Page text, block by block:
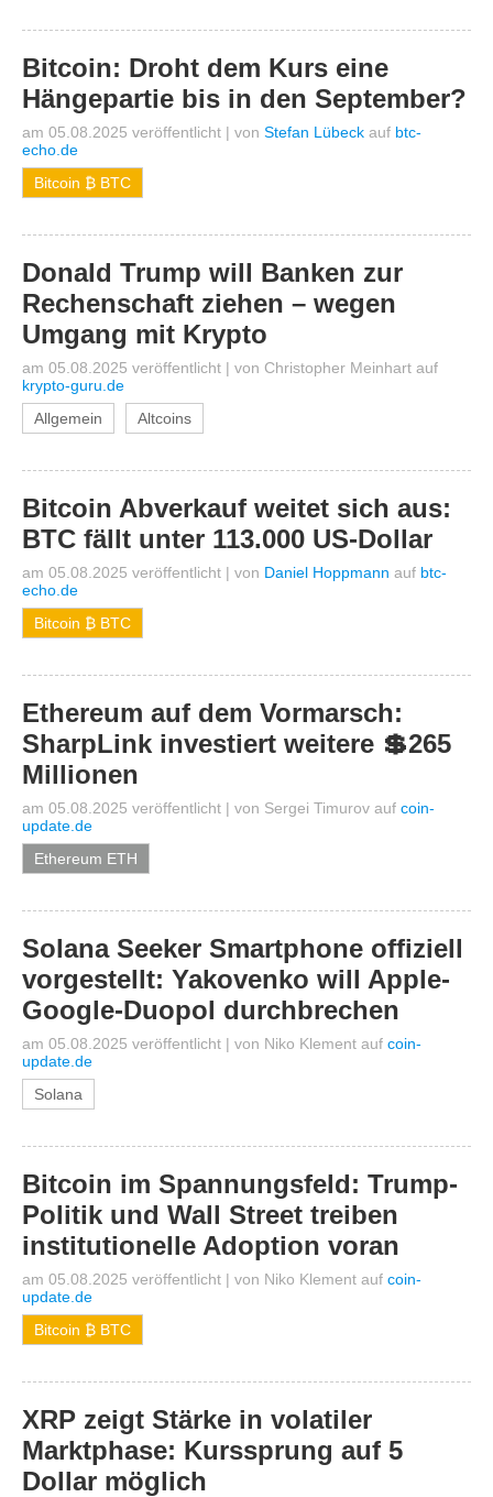
Bitcoin: Droht dem Kurs eine
Hängepartie bis in den September?
am 05.08.2025 veröffentlicht | von Stefan Lübeck auf btc-
echo.de
Bitcoin ₿ BTC
Donald Trump will Banken zur
Rechenschaft ziehen – wegen
Umgang mit Krypto
am 05.08.2025 veröffentlicht | von Christopher Meinhart auf
krypto-guru.de
Allgemein
Altcoins
Bitcoin Abverkauf weitet sich aus:
BTC fällt unter 113.000 US-Dollar
am 05.08.2025 veröffentlicht | von Daniel Hoppmann auf btc-
echo.de
Bitcoin ₿ BTC
Ethereum auf dem Vormarsch:
SharpLink investiert weitere 💲265
Millionen
am 05.08.2025 veröffentlicht | von Sergei Timurov auf coin-
update.de
Ethereum ETH
Solana Seeker Smartphone offiziell
vorgestellt: Yakovenko will Apple-
Google-Duopol durchbrechen
am 05.08.2025 veröffentlicht | von Niko Klement auf coin-
update.de
Solana
Bitcoin im Spannungsfeld: Trump-
Politik und Wall Street treiben
institutionelle Adoption voran
am 05.08.2025 veröffentlicht | von Niko Klement auf coin-
update.de
Bitcoin ₿ BTC
XRP zeigt Stärke in volatiler
Marktphase: Kurssprung auf 5
Dollar möglich